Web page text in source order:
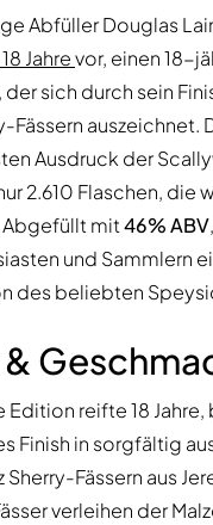
Abfüller Douglas
Jahrevor, einen 18-
sich durch sein
Fässern auszeichnet.
Ausdruck der
2.610 Flaschen, die
mit46% ABV
und Sammlern
des beliebten
&
reifte 18 Jahre,
Finish in sorgfältig
Fässern aus
verleihen der